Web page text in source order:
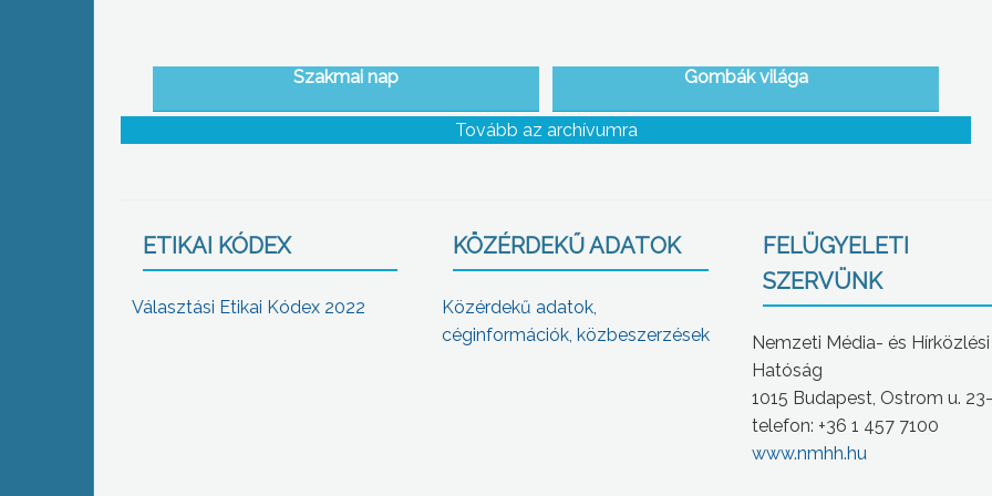
Szakmai nap Gombák világa
Tovább az archívumra
ETIKAI KÓDEX
Választási Etikai Kódex 2022
KÖZÉRDEKŰ ADATOK
Közérdekű adatok,
céginformációk, közbeszerzések
FELÜGYELETI
SZERVÜNK
Nemzeti Média- és Hírközlési
Hatóság
1015 Budapest, Ostrom u.
telefon: +36 1 457 7100
www.nmhh.hu